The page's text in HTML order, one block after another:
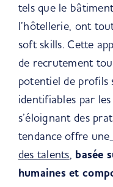
tels que le
l’hôtellerie, ont
soft skills. Cette
de recrutement
potentiel de
identifiables par
s’éloignant des
tendance offre une
des talents, basée
humaines et